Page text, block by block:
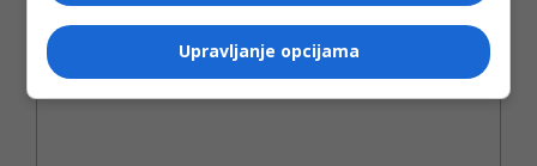
Komentar
Upravljanje opcijama